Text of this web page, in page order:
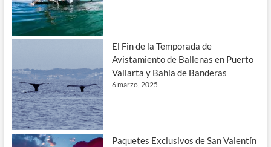
El Fin de la Temporada de
Avistamiento de Ballenas en Puerto
Vallarta y Bahía de Banderas
6 marzo, 2025
Paquetes Exclusivos de San Valentín